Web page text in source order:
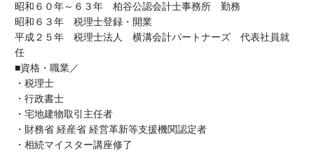
昭和６０年～６３年 柏谷公認会計士事務所 勤務
昭和６３年 税理士登録・開業
平成２５年 税理士法人 横溝会計パートナーズ 代表社員就
任
■資格・職業／
・税理士
・行政書士
・宅地建物取引主任者
・財務省 経産省 経営革新等支援機関認定者
・相続マイスター講座修了